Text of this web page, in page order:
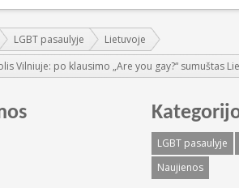
LGBT pasaulyje
Lietuvoje
Vilniuje: po klausimo „Are you gay?“ sumuštas
LGBT pasaulyje
Naujienos